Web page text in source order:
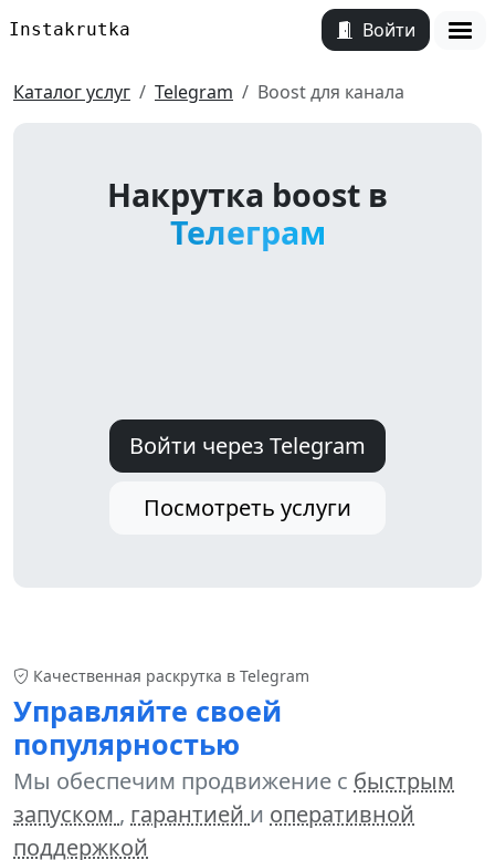
Instakrutka
Войти
Каталог услуг
Telegram Boost для канала
Накрутка boost в
Телеграм
Войти через Telegram
Посмотреть услуги
Качественная раскрутка в Telegram
Управляйте своей
популярностью
Мы обеспечим продвижение с быстрым
запуском , гарантией и оперативной
поддержкой